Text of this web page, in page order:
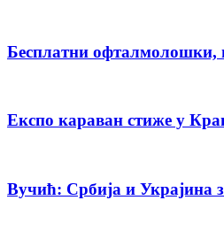
Бесплатни офталмолошки,
Експо караван стиже у
Вучић: Србија и Украјина